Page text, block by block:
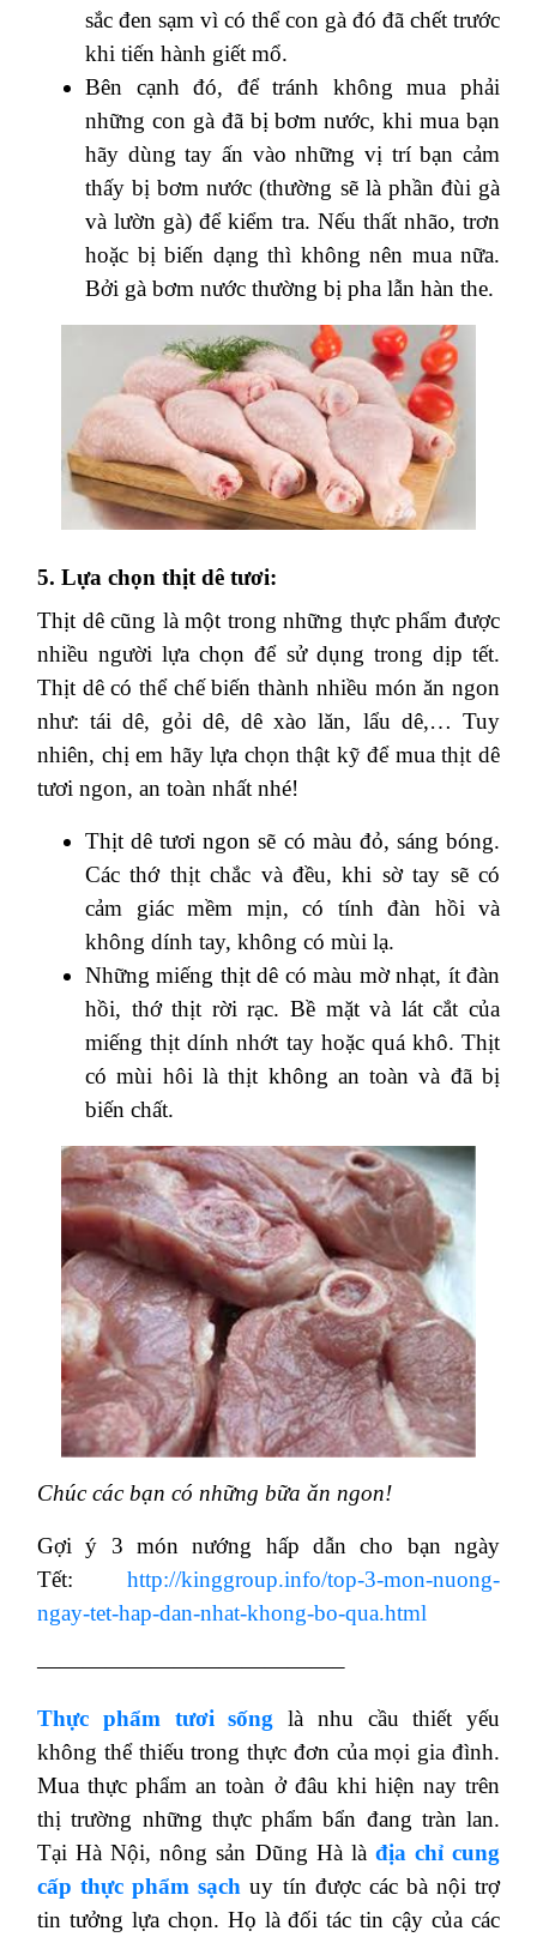
sắc đen sạm vì có thể con gà đó đã chết trước
khi tiến hành giết mổ.
Bên cạnh đó, để tránh không mua phải
những con gà đã bị bơm nước, khi mua bạn
hãy dùng tay ấn vào những vị trí bạn cảm
thấy bị bơm nước (thường sẽ là phần đùi gà
và lườn gà) để kiểm tra. Nếu thất nhão, trơn
hoặc bị biến dạng thì không nên mua nữa.
Bởi gà bơm nước thường bị pha lẫn hàn the.
5. Lựa chọn thịt dê tươi:
Thịt dê cũng là một trong những thực phẩm được
nhiều người lựa chọn để sử dụng trong dịp tết.
Thịt dê có thể chế biến thành nhiều món ăn ngon
như: tái dê, gỏi dê, dê xào lăn, lẩu dê,… Tuy
nhiên, chị em hãy lựa chọn thật kỹ để mua thịt dê
tươi ngon, an toàn nhất nhé!
Thịt dê tươi ngon sẽ có màu đỏ, sáng bóng.
Các thớ thịt chắc và đều, khi sờ tay sẽ có
cảm giác mềm mịn, có tính đàn hồi và
không dính tay, không có mùi lạ.
Những miếng thịt dê có màu mờ nhạt, ít đàn
hồi, thớ thịt rời rạc. Bề mặt và lát cắt của
miếng thịt dính nhớt tay hoặc quá khô. Thịt
có mùi hôi là thịt không an toàn và đã bị
biến chất.
Chúc các bạn có những bữa ăn ngon!
Gợi ý 3 món nướng hấp dẫn cho bạn ngày
Tết: http://kinggroup.info/top-3-mon-nuong-
ngay-tet-hap-dan-nhat-khong-bo-qua.html
—————————————–
Thực phẩm tươi sống là nhu cầu thiết yếu
không thể thiếu trong thực đơn của mọi gia đình.
Mua thực phẩm an toàn ở đâu khi hiện nay trên
thị trường những thực phẩm bẩn đang tràn lan.
Tại Hà Nội, nông sản Dũng Hà là địa chỉ cung
cấp thực phẩm sạch uy tín được các bà nội trợ
tin tưởng lựa chọn. Họ là đối tác tin cậy của các